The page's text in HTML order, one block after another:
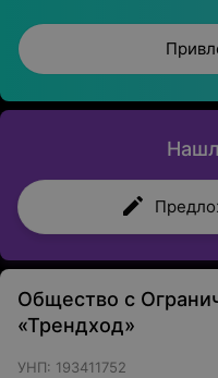
Общество с
«Трендход»
УНП: 193411752